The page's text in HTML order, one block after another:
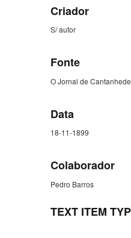
Criador
S/ autor
Fonte
O Jornal de
Data
18-11-1899
Colaborador
Pedro Barros
TEXT ITEM